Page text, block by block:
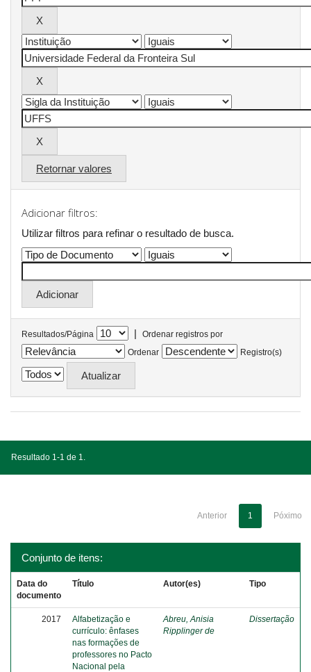
Retornar valores
Adicionar filtros:
Utilizar filtros para refinar o resultado de busca.
Resultados/Página |
Ordenar registros por
Ordenar
Registro(s)
Resultado 1-1 de 1.
Anterior 1 Póximo
Conjunto de itens:
Data do
documento
Título Autor(es) Tipo
2017
Alfabetização e
currículo: ênfases
nas formações de
professores no Pacto
Nacional pela
Abreu, Anisia
Ripplinger de
Dissertação